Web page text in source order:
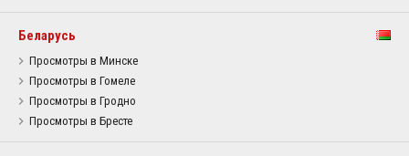
Беларусь
Просмотры в Минске
Просмотры в Гомеле
Просмотры в Гродно
Просмотры в Бресте